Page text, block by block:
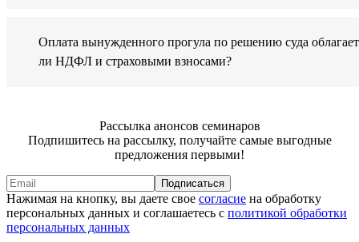
Оплата вынужденного прогула по решению суда
ли НДФЛ и страховыми взносами?
Рассылка анонсов семинаров
Подпишитесь на рассылку, получайте самые выгодные
предложения первыми!
Подписаться
Нажимая на кнопку, вы даете свое согласие на обработку
персональных данных и соглашаетесь с политикой обработки
персональных данных